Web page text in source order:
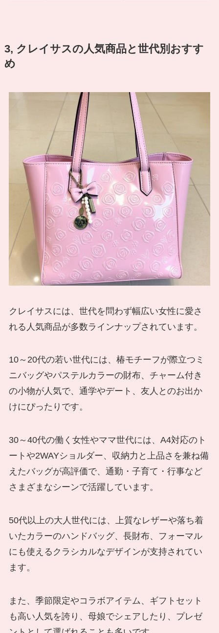
3, クレイサスの人気商品と世代別おすす
め
クレイサスには、世代を問わず幅広い女性に愛さ
れる人気商品が多数ラインナップされています。
10～20代の若い世代には、椿モチーフが際立つミ
ニバッグやパステルカラーの財布、チャーム付き
の小物が人気で、通学やデート、友人とのお出か
けにぴったりです。
30～40代の働く女性やママ世代には、A4対応のト
ートや2WAYショルダー、収納力と上品さを兼ね備
えたバッグが高評価で、通勤・子育て・行事など
さまざまなシーンで活躍しています。
50代以上の大人世代には、上質なレザーや落ち着
いたカラーのハンドバッグ、長財布、フォーマル
にも使えるクラシカルなデザインが支持されてい
ます。
また、季節限定やコラボアイテム、ギフトセット
も高い人気を誇り、母娘でシェアしたり、プレゼ